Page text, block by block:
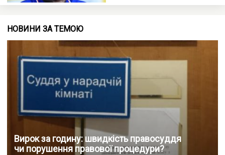
НОВИНИ ЗА ТЕМОЮ
Вирок за годину: швидкість правосуддя
чи порушення правової процедури?